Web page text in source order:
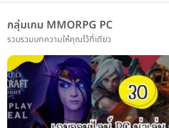
กลุ่มเกม MMORPG PC
รวบรวมบทความให้คุณไว้ที่เดียว